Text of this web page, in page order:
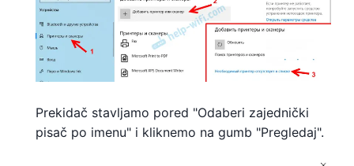
Prekidač stavljamo pored "Odaberi zajednički
pisač po imenu" i kliknemo na gumb "Pregledaj".